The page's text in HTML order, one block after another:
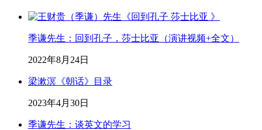
季谦先生：回到孔子，莎士比亚（演讲视频+全文）
2022年8月24日
梁漱溟《朝话》目录
2023年4月30日
季谦先生：谈英文的学习